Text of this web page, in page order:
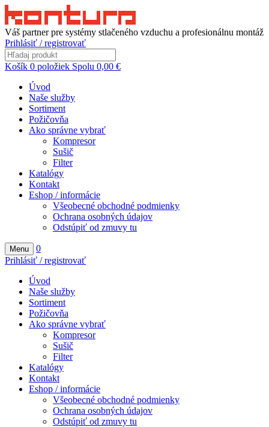
Váš partner pre systémy stlačeného vzduchu a profesionálnu montáž
Prihlásiť / registrovať
Košík 0 položiek Spolu 0,00 €
Úvod
Naše služby
Sortiment
Požičovňa
Ako správne vybrať
Kompresor
Sušič
Filter
Katalógy
Kontakt
Eshop / informácie
Všeobecné obchodné podmienky
Ochrana osobných údajov
Odstúpiť od zmuvy tu
Menu
0
Prihlásiť / registrovať
Úvod
Naše služby
Sortiment
Požičovňa
Ako správne vybrať
Kompresor
Sušič
Filter
Katalógy
Kontakt
Eshop / informácie
Všeobecné obchodné podmienky
Ochrana osobných údajov
Odstúpiť od zmuvy tu